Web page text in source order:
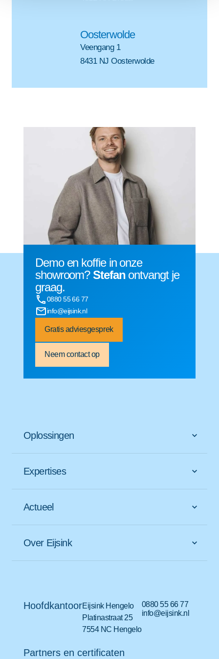
Oosterwolde
Veengang 1
8431 NJ Oosterwolde
Demo en koffie in onze
showroom?Stefanontvangt je
graag.
0880 55 66 77
info@eijsink.nl
Gratis adviesgesprek
Neem contact op
Oplossingen
Expertises
Actueel
Over Eijsink
HoofdkantoorEijsink Hengelo
Platinastraat 25
7554 NC Hengelo
0880 55 66 77
info@eijsink.nl
Partners en certificaten